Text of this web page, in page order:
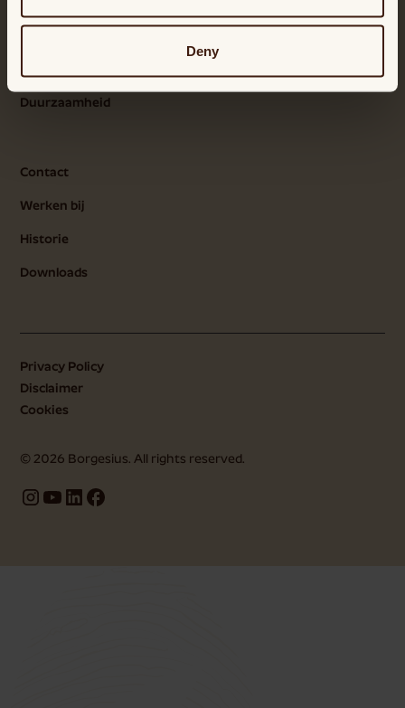
Deny
Duurzaamheid
Contact
Werken bij
Historie
Downloads
© 2026 Borgesius. All rights reserved.
Privacy Policy
Disclaimer
Cookies